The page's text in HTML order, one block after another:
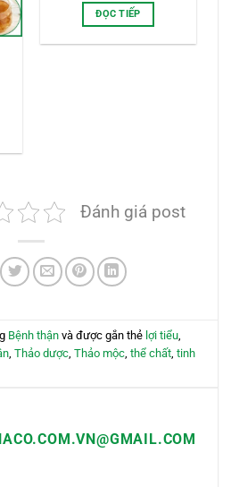
VND
ĐỌC TIẾP
Đánh giá post
Bệnh thận và được gắn thẻ lợi tiểu
,Thảo dược ,Thảo mộc ,thể chất ,tinh